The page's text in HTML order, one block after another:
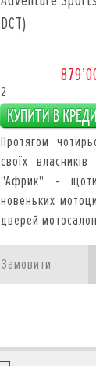
DCT)
2
Протягом
своїх
"Африк" -
новеньких
дверей
Замовити